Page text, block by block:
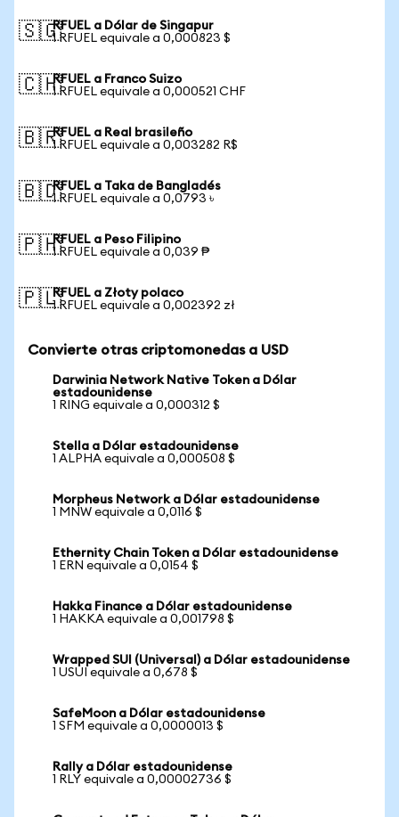
🇸🇬RFUEL a Dólar de Singapur
1 RFUEL equivale a 0,000823 $
🇨🇭RFUEL a Franco Suizo
1 RFUEL equivale a 0,000521 CHF
🇧🇷RFUEL a Real brasileño
1 RFUEL equivale a 0,003282 R$
🇧🇩RFUEL a Taka de Bangladés
1 RFUEL equivale a 0,0793 ৳
🇵🇭RFUEL a Peso Filipino
1 RFUEL equivale a 0,039 ₱
🇵🇱RFUEL a Złoty polaco
1 RFUEL equivale a 0,002392 zł
Convierte otras criptomonedas a USD
Darwinia Network Native Token a Dólar
estadounidense
1 RING equivale a 0,000312 $
Stella a Dólar estadounidense
1 ALPHA equivale a 0,000508 $
Morpheus Network a Dólar estadounidense
1 MNW equivale a 0,0116 $
Ethernity Chain Token a Dólar estadounidense
1 ERN equivale a 0,0154 $
Hakka Finance a Dólar estadounidense
1 HAKKA equivale a 0,001798 $
Wrapped SUI (Universal) a Dólar estadounidense
1 USUI equivale a 0,678 $
SafeMoon a Dólar estadounidense
1 SFM equivale a 0,0000013 $
Rally a Dólar estadounidense
1 RLY equivale a 0,00002736 $